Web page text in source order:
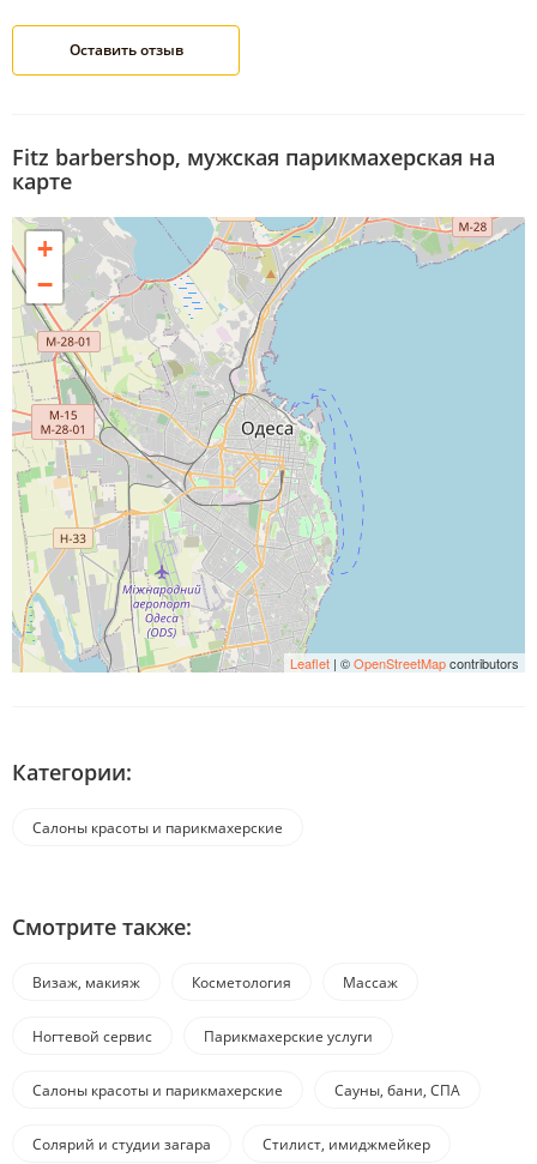
Fitz barbershop, мужская парикмахерская на
карте
+
−
Leaflet | ©OpenStreetMapcontributors
Категории:
Салоны красоты и парикмахерские
Смотрите также:
Визаж, макияж Косметология Массаж
Ногтевой сервис Парикмахерские услуги
Салоны красоты и парикмахерские Сауны, бани, СПА
Солярий и студии загара Стилист, имиджмейкер